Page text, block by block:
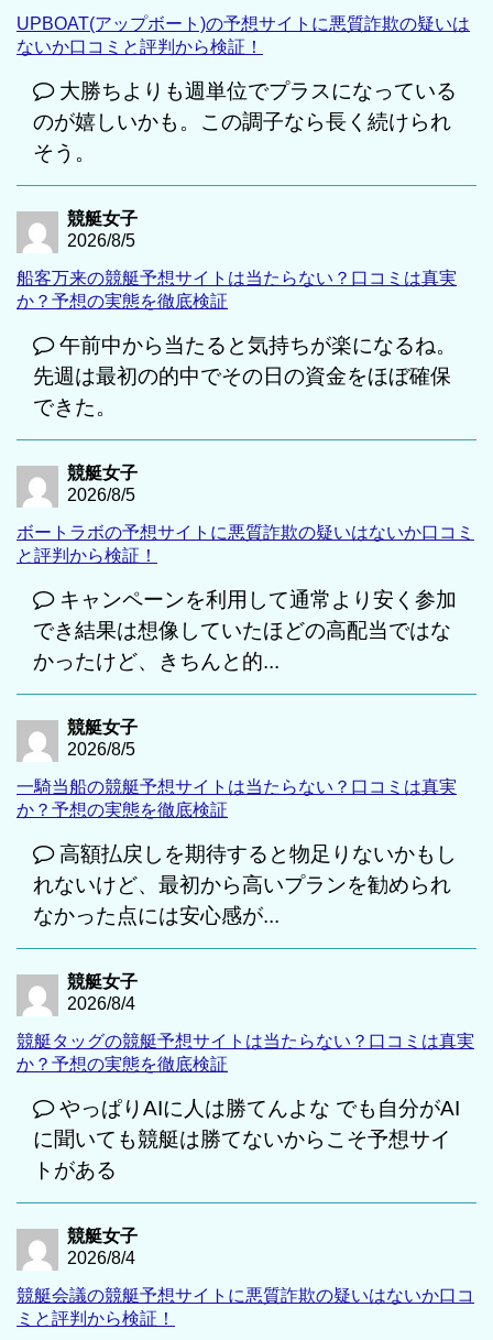
UPBOAT(アップボート)の予想サイトに悪質詐欺の疑いは
ないか口コミと評判から検証！
大勝ちよりも週単位でプラスになっている
のが嬉しいかも。この調子なら長く続けられ
そう。
競艇女子
2026/8/5
船客万来の競艇予想サイトは当たらない？口コミは真実
か？予想の実態を徹底検証
午前中から当たると気持ちが楽になるね。
先週は最初の的中でその日の資金をほぼ確保
できた。
競艇女子
2026/8/5
ボートラボの予想サイトに悪質詐欺の疑いはないか口コミ
と評判から検証！
キャンペーンを利用して通常より安く参加
でき結果は想像していたほどの高配当ではな
かったけど、きちんと的...
競艇女子
2026/8/5
一騎当船の競艇予想サイトは当たらない？口コミは真実
か？予想の実態を徹底検証
高額払戻しを期待すると物足りないかもし
れないけど、最初から高いプランを勧められ
なかった点には安心感が...
競艇女子
2026/8/4
競艇タッグの競艇予想サイトは当たらない？口コミは真実
か？予想の実態を徹底検証
やっぱりAIに人は勝てんよな でも自分がAI
に聞いても競艇は勝てないからこそ予想サイ
トがある
競艇女子
2026/8/4
競艇会議の競艇予想サイトに悪質詐欺の疑いはないか口コ
ミと評判から検証！